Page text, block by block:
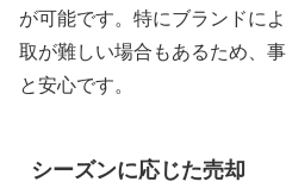
が可能です。特にブランドに
取が難しい場合もあるため、
と安心です。
シーズンに応じた売却